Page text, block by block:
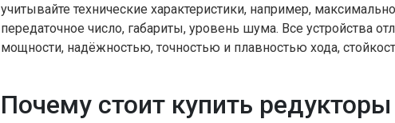
учитывайте технические характеристики, например,
передаточное число, габариты, уровень шума. Все устройства
мощности, надёжностью, точностью и плавностью хода,
Почему стоит купить